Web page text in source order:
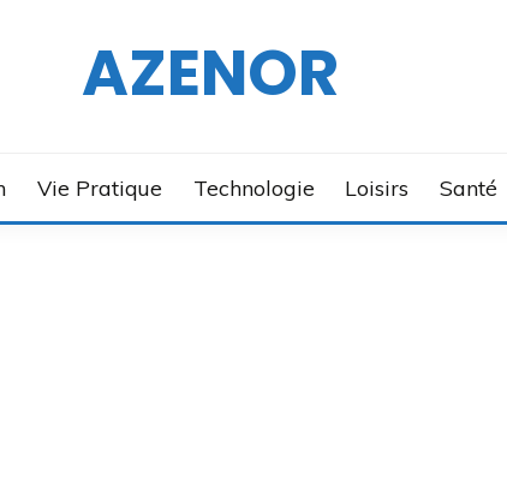
AZENOR
Vie Pratique Technologie Loisirs Santé